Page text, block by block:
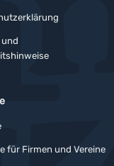
für Firmen und Vereine